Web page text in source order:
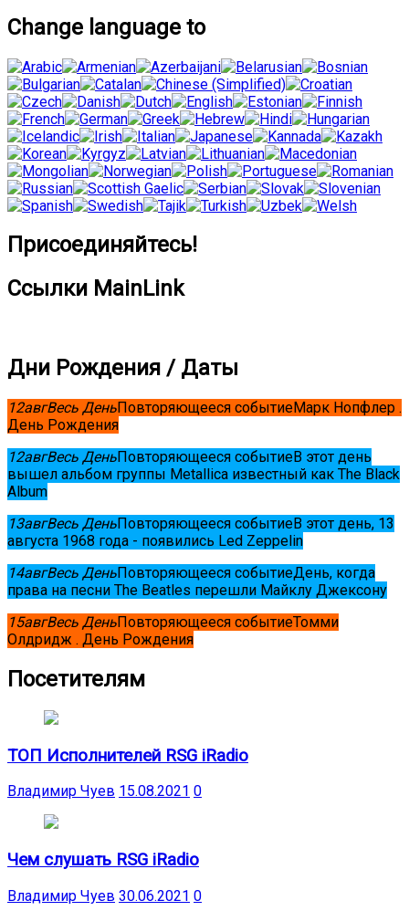
Change language to
Присоединяйтесь!
Ссылки MainLink
Дни Рождения / Даты
12авгВесь ДеньПовторяющееся событиеМарк Нопфлер .
День Рождения
12авгВесь ДеньПовторяющееся событиеВ этот день
вышел альбом группы Metallica известный как The Black
Album
13авгВесь ДеньПовторяющееся событиеВ этот день, 13
августа 1968 года - появились Led Zeppelin
14авгВесь ДеньПовторяющееся событиеДень, когда
права на песни The Beatles перешли Майклу Джексону
15авгВесь ДеньПовторяющееся событиеТомми
Олдридж . День Рождения
Посетителям
ТОП Исполнителей RSG iRadio
Владимир Чуев 15.08.2021 0
Чем слушать RSG iRadio
Владимир Чуев 30.06.2021 0